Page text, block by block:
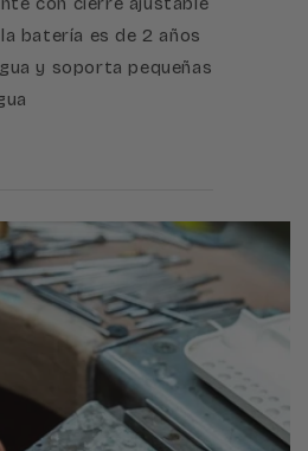
batería es de 2 años
y soporta pequeñas